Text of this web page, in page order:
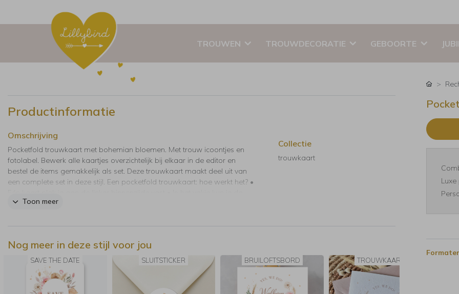
TROUWEN TROUWDECORATIE GEBOORTE
Productinformatie
Omschrijving
Pocketfold trouwkaart met bohemian bloemen. Met trouw icoontjes en
fotolabel. Bewerk alle kaartjes overzichtelijk bij elkaar in de editor en
bestel de items gemakkelijk als set. Deze trouwkaart maakt deel uit van
een complete set in deze stijl. Een pocketfold trouwkaart: hoe werkt het? •
overige losse (foto)kaartjes kwijt • Maak de pocketfold dicht met mooi lint
mee dat het pakketje wat zwaarder is dan normaal. Eén postzegel is
waarschijnlijk niet voldoende. Check dit dus even bij je proefdruk! *
Getoonde prijzen zijn excl. de pocketfolds zelf, deze kun je tijdens het
bestelproces toevoegen.
Toon meer
Collectie
trouwkaart
Nog meer in deze stijl voor jou
SAVE THE DATE SLUITSTICKER BRUILOFTSBORD TROUWKAART